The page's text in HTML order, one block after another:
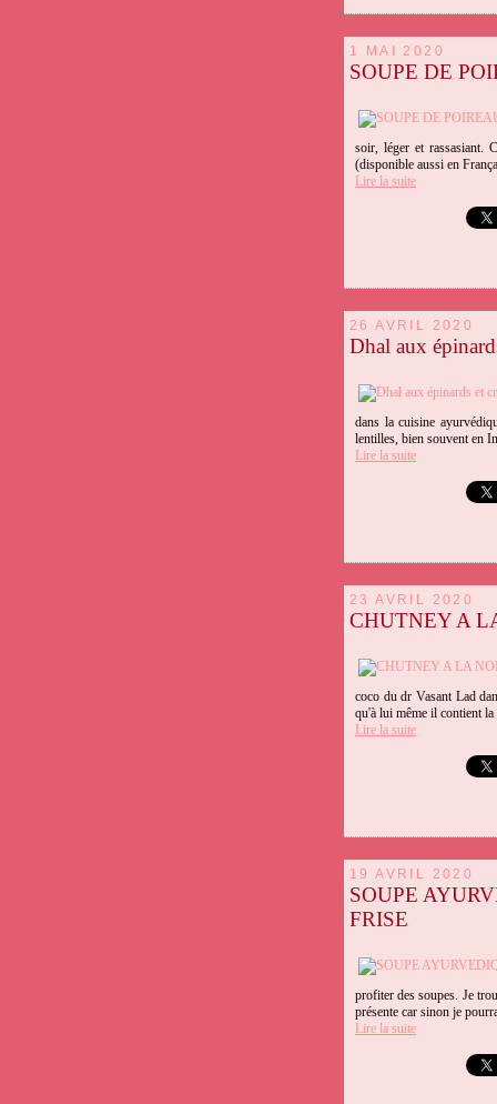
1 MAI 2020
SOUPE DE
soir, léger et rassasiant.
(disponible aussi en
Lire la suite
26 AVRIL 2020
Dhal aux
dans la cuisine
lentilles, bien souvent en
Lire la suite
23 AVRIL 2020
CHUTNEY A
coco du dr Vasant Lad
qu'à lui même il contient
Lire la suite
19 AVRIL 2020
SOUPE
FRISE
profiter des soupes. Je
présente car sinon je
Lire la suite